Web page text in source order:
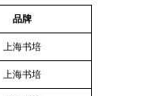
品牌
上海书培
上海书培